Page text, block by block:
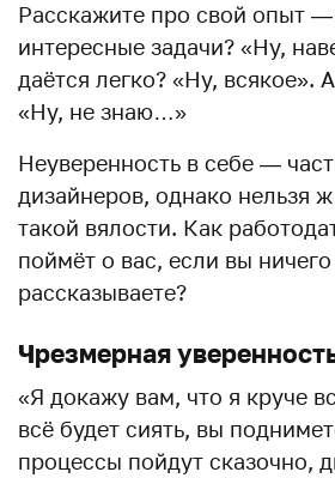
Расскажите про свой опыт
интересные задачи? «Ну,
даётся легко? «Ну, всякое».
«Ну, не знаю…»
Неуверенность в себе —
дизайнеров, однако нельзя
такой вялости. Как
поймёт о вас, если вы
рассказываете?
Чрезмерная
«Я докажу вам, что я круче
всё будет сиять, вы
процессы пойдут сказочно,